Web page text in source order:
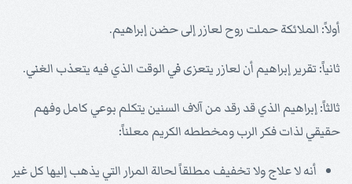
أولاً: الملائكة حملت روح لعازر إلى حضن إبراهيم.
ثانياً: تقرير إبراهيم أن لعازر يتعزى في الوقت الذي فيه يتعذب الغني.
ثالثاً: إبراهيم الذي قد رقد من آلاف السنين يتكلم بوعي كامل وفهم
حقيقي لذات فكر الرب ومخططه الكريم معلناً:
أنه لا علاج ولا تخفيف مطلقاً لحالة المرار التي يذهب إليها كل غير